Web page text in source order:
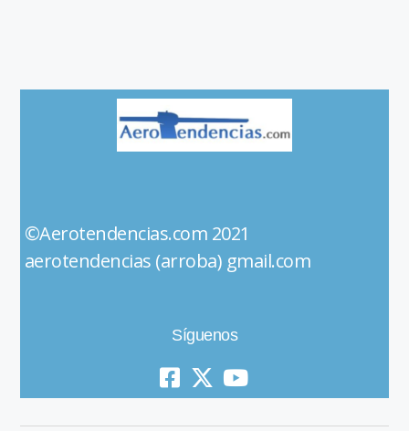
©Aerotendencias.com 2021
aerotendencias (arroba) gmail.com
Síguenos